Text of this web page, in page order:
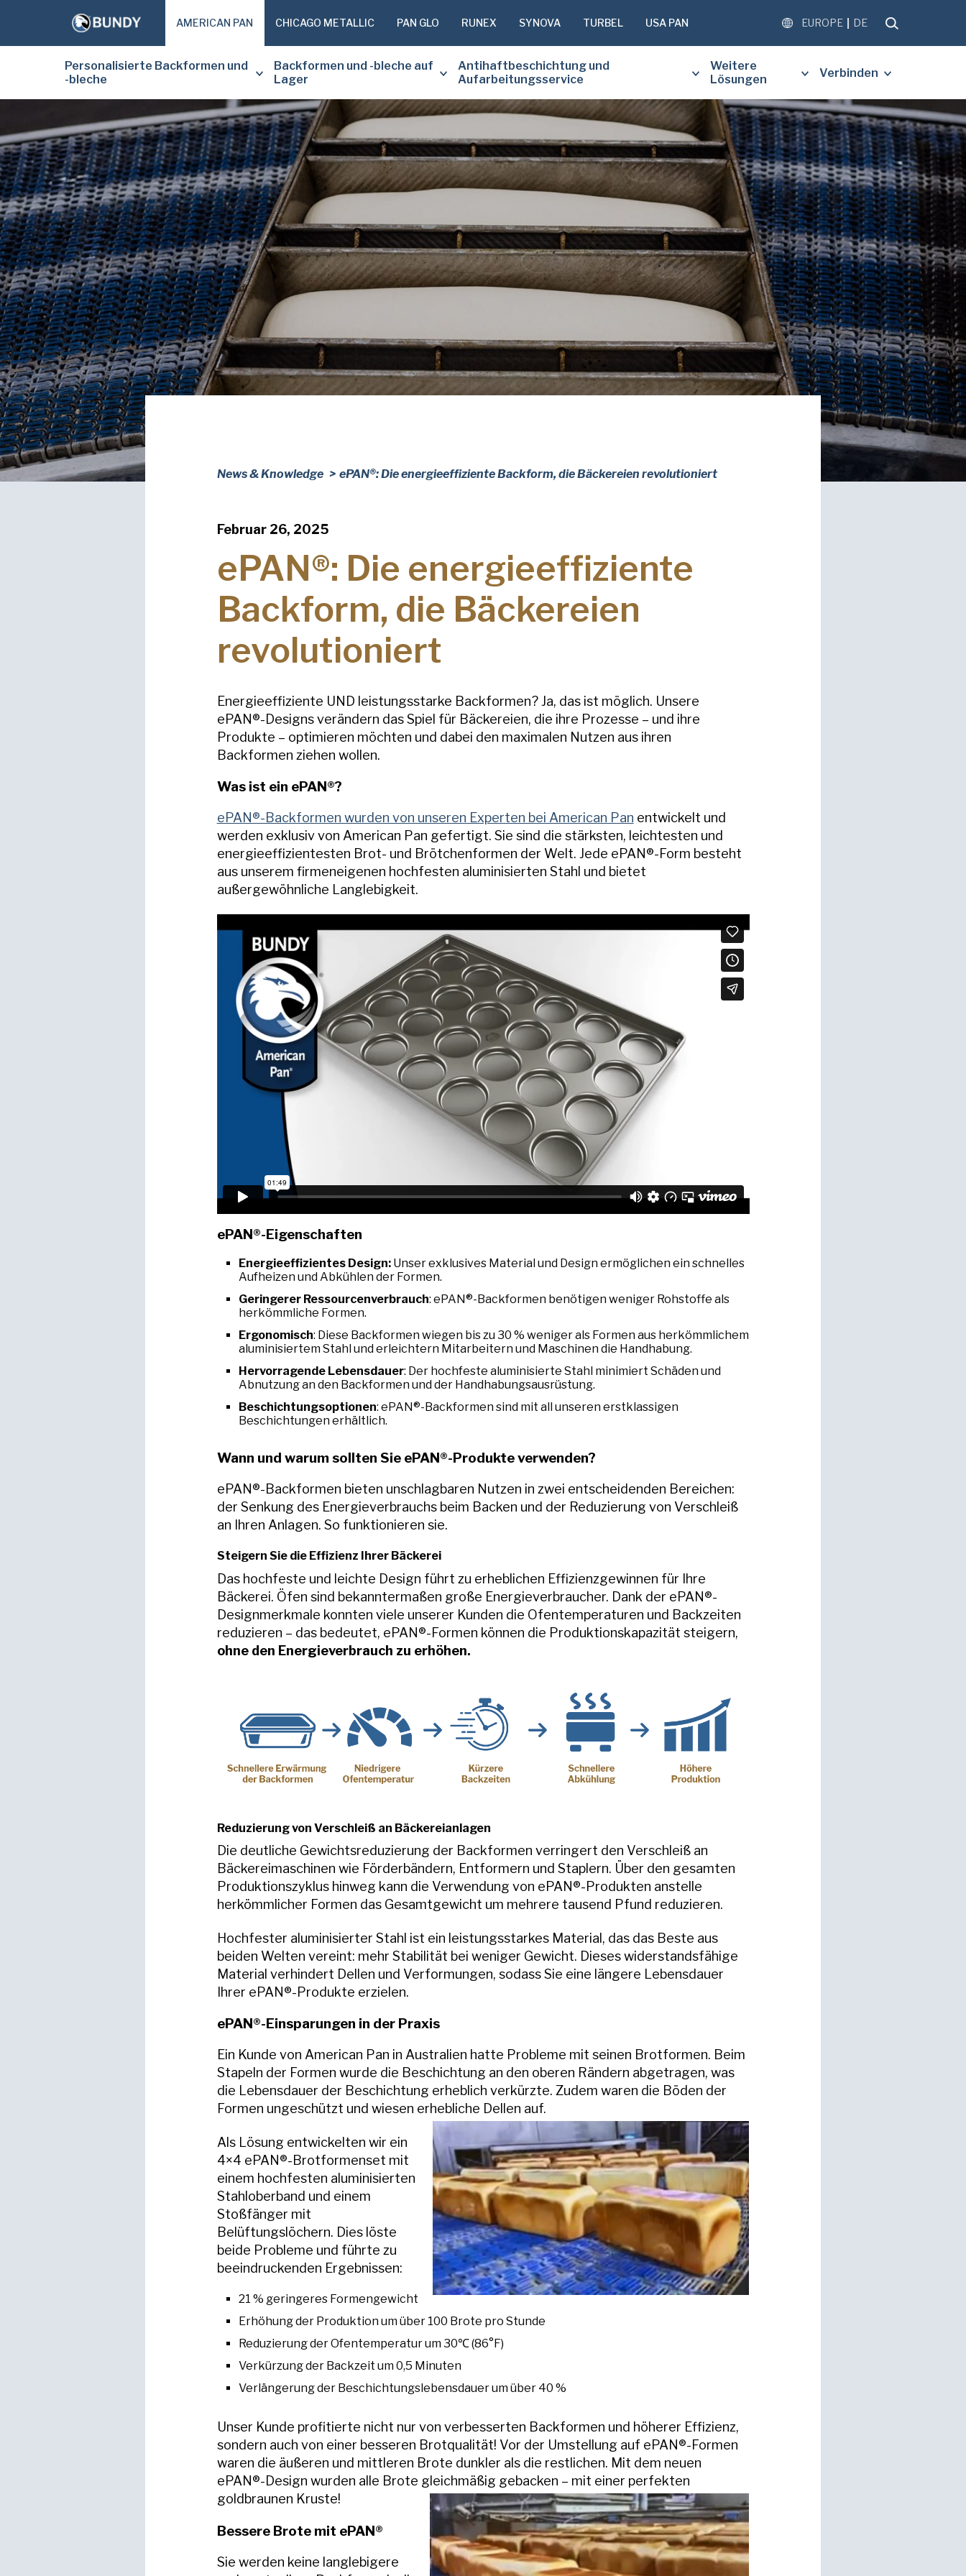
AMERICAN PAN CHICAGO METALLIC PAN GLO RUNEX SYNOVA TURBEL USA PAN EUROPE DE
Personalisierte Backformen und
-bleche
Backformen und -bleche auf
Lager
Antihaftbeschichtung und
Aufarbeitungsservice
Weitere
Lösungen
Verbinden
News & Knowledge ePAN®: Die energieeffiziente Backform, die Bäckereien revolutioniert
Februar 26, 2025
ePAN®: Die energieeffiziente
Backform, die Bäckereien
revolutioniert
Energieeffiziente UND leistungsstarke Backformen? Ja, das ist möglich. Unsere
ePAN®-Designs verändern das Spiel für Bäckereien, die ihre Prozesse – und ihre
Produkte – optimieren möchten und dabei den maximalen Nutzen aus ihren
Backformen ziehen wollen.
Was ist ein ePAN®?
ePAN®-Backformen wurden von unseren Experten bei American Pan entwickelt und
werden exklusiv von American Pan gefertigt. Sie sind die stärksten, leichtesten und
energieeffizientesten Brot- und Brötchenformen der Welt. Jede ePAN®-Form besteht
aus unserem firmeneigenen hochfesten aluminisierten Stahl und bietet
außergewöhnliche Langlebigkeit.
ePAN®-Eigenschaften
Energieeffizientes Design: Unser exklusives Material und Design ermöglichen ein schnelles
Aufheizen und Abkühlen der Formen.
Geringerer Ressourcenverbrauch: ePAN®-Backformen benötigen weniger Rohstoffe als
herkömmliche Formen.
Ergonomisch: Diese Backformen wiegen bis zu 30 % weniger als Formen aus herkömmlichem
aluminisiertem Stahl und erleichtern Mitarbeitern und Maschinen die Handhabung.
Hervorragende Lebensdauer: Der hochfeste aluminisierte Stahl minimiert Schäden und
Abnutzung an den Backformen und der Handhabungsausrüstung.
Beschichtungsoptionen: ePAN®-Backformen sind mit all unseren erstklassigen
Beschichtungen erhältlich.
Wann und warum sollten Sie ePAN®-Produkte verwenden?
ePAN®-Backformen bieten unschlagbaren Nutzen in zwei entscheidenden Bereichen:
der Senkung des Energieverbrauchs beim Backen und der Reduzierung von Verschleiß
an Ihren Anlagen. So funktionieren sie.
Steigern Sie die Effizienz Ihrer Bäckerei
Das hochfeste und leichte Design führt zu erheblichen Effizienzgewinnen für Ihre
Bäckerei. Öfen sind bekanntermaßen große Energieverbraucher. Dank der ePAN®-
Designmerkmale konnten viele unserer Kunden die Ofentemperaturen und Backzeiten
reduzieren – das bedeutet, ePAN®-Formen können die Produktionskapazität steigern,
ohne den Energieverbrauch zu erhöhen.
Reduzierung von Verschleiß an Bäckereianlagen
Die deutliche Gewichtsreduzierung der Backformen verringert den Verschleiß an
Bäckereimaschinen wie Förderbändern, Entformern und Staplern. Über den gesamten
Produktionszyklus hinweg kann die Verwendung von ePAN®-Produkten anstelle
herkömmlicher Formen das Gesamtgewicht um mehrere tausend Pfund reduzieren.
Hochfester aluminisierter Stahl ist ein leistungsstarkes Material, das das Beste aus
beiden Welten vereint: mehr Stabilität bei weniger Gewicht. Dieses widerstandsfähige
Material verhindert Dellen und Verformungen, sodass Sie eine längere Lebensdauer
Ihrer ePAN®-Produkte erzielen.
ePAN®-Einsparungen in der Praxis
Ein Kunde von American Pan in Australien hatte Probleme mit seinen Brotformen. Beim
Stapeln der Formen wurde die Beschichtung an den oberen Rändern abgetragen, was
die Lebensdauer der Beschichtung erheblich verkürzte. Zudem waren die Böden der
Formen ungeschützt und wiesen erhebliche Dellen auf.
Als Lösung entwickelten wir ein
4×4 ePAN®-Brotformenset mit
einem hochfesten aluminisierten
Stahloberband und einem
Stoßfänger mit
Belüftungslöchern. Dies löste
beide Probleme und führte zu
beeindruckenden Ergebnissen:
21 % geringeres Formengewicht
Erhöhung der Produktion um über 100 Brote pro Stunde
Reduzierung der Ofentemperatur um 30℃ (86°F)
Verkürzung der Backzeit um 0,5 Minuten
Verlängerung der Beschichtungslebensdauer um über 40 %
Unser Kunde profitierte nicht nur von verbesserten Backformen und höherer Effizienz,
sondern auch von einer besseren Brotqualität! Vor der Umstellung auf ePAN®-Formen
waren die äußeren und mittleren Brote dunkler als die restlichen. Mit dem neuen
ePAN®-Design wurden alle Brote gleichmäßig gebacken – mit einer perfekten
goldbraunen Kruste!
Bessere Brote mit ePAN®
Sie werden keine langlebigere
BITTE FÜLLEN SIE DAS FOLGENDE
FORMULAR AUS, UM EINE KOSTENLOSE
KOPIE DES ANGEFORDERTEN
DOKUMENTS ZU ERHALTEN.
Vorname
(erforderlich)
(erforderlich)
Name
der
E-
(erforderlich)
Pan gelesen und verstanden.